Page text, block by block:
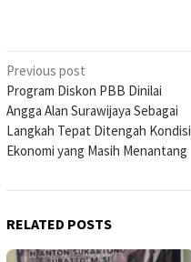
Post
navigation
Previous post
Program Diskon PBB Dinilai
Angga Alan Surawijaya Sebagai
Langkah Tepat Ditengah Kondisi
Ekonomi yang Masih Menantang
RELATED POSTS